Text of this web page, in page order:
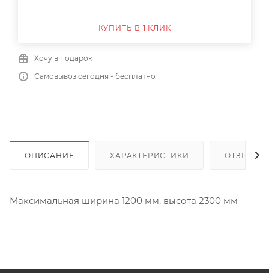
КУПИТЬ В 1 КЛИК
Хочу в подарок
Самовывоз сегодня - бесплатно
ОПИСАНИЕ ХАРАКТЕРИСТИКИ ОТЗЫВЫ
Максимальная ширина 1200 мм, высота 2300 мм